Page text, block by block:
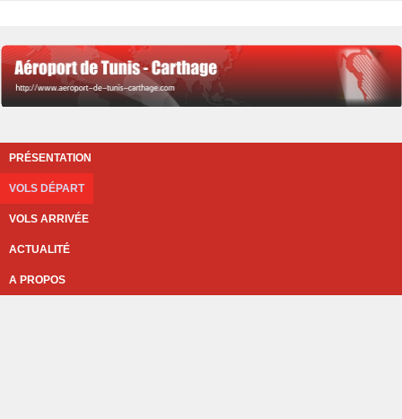
PRÉSENTATION
VOLS DÉPART
VOLS ARRIVÉE
ACTUALITÉ
A PROPOS